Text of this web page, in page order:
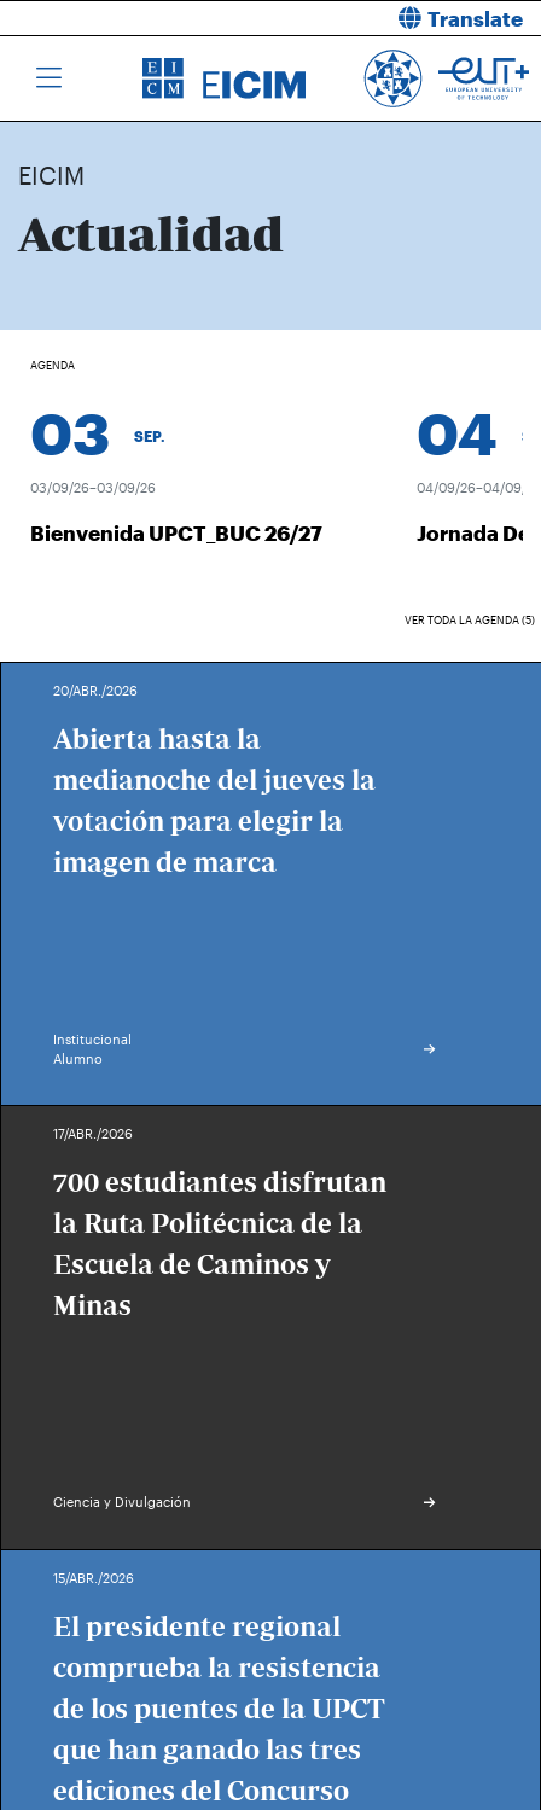
Translate
EICIM
Actualidad
AGENDA
03 SEP.
03/09/26–03/09/26
Bienvenida UPCT_BUC 26/27
04 SEP.
04/09/26–04/09/26
Jornada
VER TODA LA AGENDA (5)
20/ABR./2026
Abierta hasta la
medianoche del jueves la
votación para elegir la
imagen de marca
Institucional
Alumno
17/ABR./2026
700 estudiantes disfrutan
la Ruta Politécnica de la
Escuela de Caminos y
Minas
Ciencia y Divulgación
15/ABR./2026
El presidente regional
comprueba la resistencia
de los puentes de la UPCT
que han ganado las tres
ediciones del Concurso